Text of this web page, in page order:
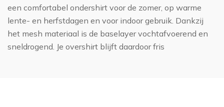
een comfortabel ondershirt voor de zomer, op warme
lente- en herfstdagen en voor indoor gebruik. Dankzij
het mesh materiaal is de baselayer vochtafvoerend en
sneldrogend. Je overshirt blijft daardoor fris